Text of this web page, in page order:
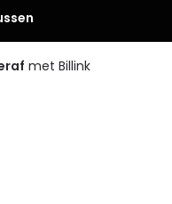
met Billink